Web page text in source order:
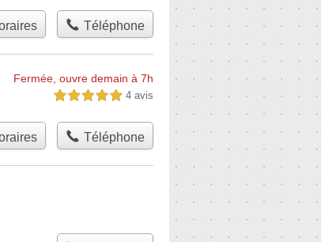
Téléphone
Fermée, ouvre demain à 7h
5,0 étoiles sur 5 4 avis
Téléphone